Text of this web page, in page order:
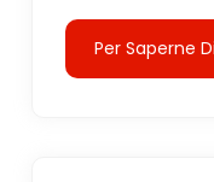
Per Saperne